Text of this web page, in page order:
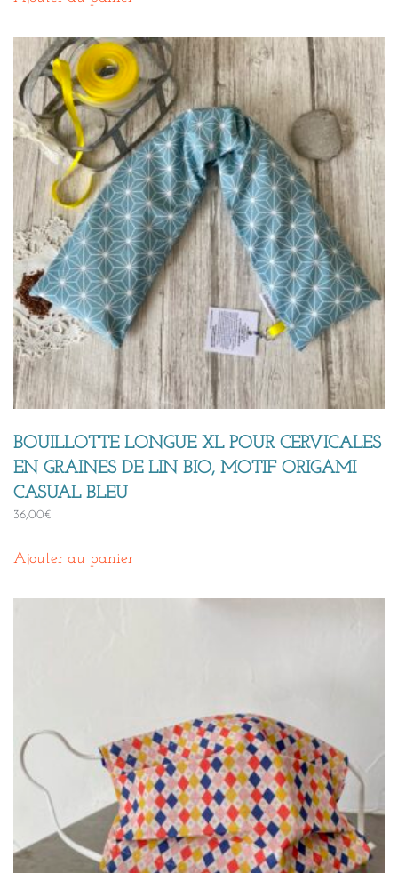
BOUILLOTTE LONGUE XL POUR CERVICALES
EN GRAINES DE LIN BIO, MOTIF ORIGAMI
CASUAL BLEU
36,00€
Ajouter au panier